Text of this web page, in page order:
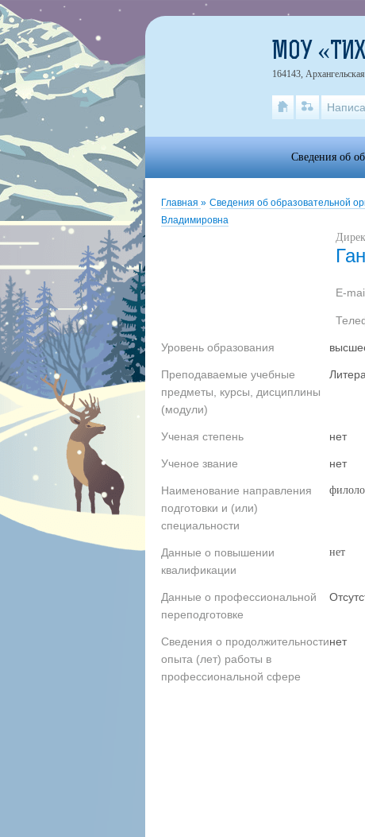
Главная » Сведения об образовательной
Владимировна
E-
Уровень образования
Преподаваемые учебные
предметы, курсы, дисциплины
(модули)
Ученая степень нет
Ученое звание нет
Наименование направления
подготовки и (или)
специальности
Данные о повышении
квалификации
нет
Данные о профессиональной
переподготовке
Сведения о продолжительности
опыта (лет) работы в
профессиональной сфере
нет
МОУ
164143,
Сведения об